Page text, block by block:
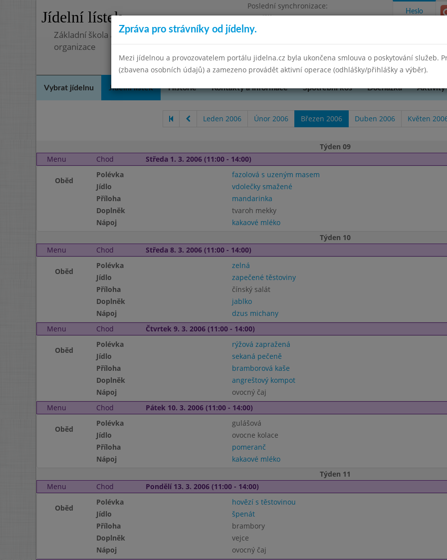
Jídelní lístek
Poslední synchronizace:
Pondělí 7.7.2025 9:58
Základní škola a mateřská škola, Pavlovice u Přerova, okres Přerov, příspěvková
organizace
Heslo
Vybrat jídelnu Jídelní lístek Historie Kontakty a informace Spotřební koš Docházka Aktivity
Leden 2006 Únor 2006 Březen 2006 Duben 2006 Květen
Týden 09
Menu
Chod Středa 1. 3. 2006 (11:00 - 14:00)
Oběd
Polévka
fazolová s uzeným masem
Jídlo
vdolečky smažené
Příloha
mandarinka
Doplněk
tvaroh mekky
Nápoj
kakaové mléko
Týden 10
Menu
Chod Středa 8. 3. 2006 (11:00 - 14:00)
Oběd
Polévka
zelná
Jídlo
zapečené těstoviny
Příloha
čínský salát
Doplněk
jablko
Nápoj
dzus michany
Menu
Chod Čtvrtek 9. 3. 2006 (11:00 - 14:00)
Oběd
Polévka
rýžová zapražená
Jídlo
sekaná pečeně
Příloha
bramborová kaše
Doplněk
angreštový kompot
Nápoj
ovocný čaj
Menu
Chod Pátek 10. 3. 2006 (11:00 - 14:00)
Oběd
Polévka
gulášová
Jídlo
ovocne kolace
Příloha
pomeranč
Nápoj
kakaové mléko
Týden 11
Menu
Chod Pondělí 13. 3. 2006 (11:00 - 14:00)
Oběd
Polévka
hovězí s těstovinou
Jídlo
špenát
Příloha
brambory
Doplněk
vejce
Nápoj
ovocný čaj
Zpráva pro strávníky od jídelny.
Mezi jídelnou a provozovatelem portálu jidelna.cz byla ukončena smlouva o poskytování služeb.
(zbavena osobních údajů) a zamezeno provádět aktivní operace (odhlášky/přihlášky a výběr).